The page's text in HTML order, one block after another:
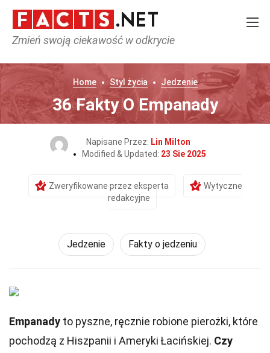
Zmień swoją ciekawość w odkrycie
Home Styl życia Jedzenie
36 Fakty O Empanady
Napisane Przez: Lin Milton
Modified & Updated: 23 Sie 2025
Zweryfikowane przez eksperta
Wytyczne
redakcyjne
Jedzenie Fakty o jedzeniu
Empanady to pyszne, ręcznie robione pierożki, które
pochodzą z Hiszpanii i Ameryki Łacińskiej. Czy